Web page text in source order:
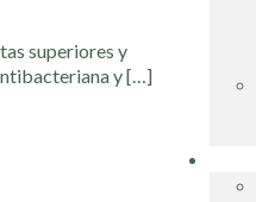
superiores y
y[…]